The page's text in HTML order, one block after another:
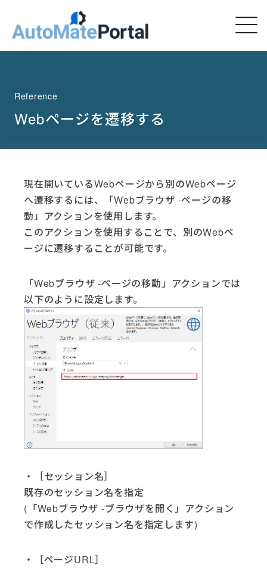
Reference
Webページを遷移する
現在開いているWebページから別のWebページ
へ遷移するには、「Webブラウザ -ページの移
動」アクションを使用します。
このアクションを使用することで、別のWebペ
ージに遷移することが可能です。
「Webブラウザ -ページの移動」アクションでは
以下のように設定します。
・［セッション名］
既存のセッション名を指定
(「Webブラウザ -ブラウザを開く」アクション
で作成したセッション名を指定します)
・［ページURL］